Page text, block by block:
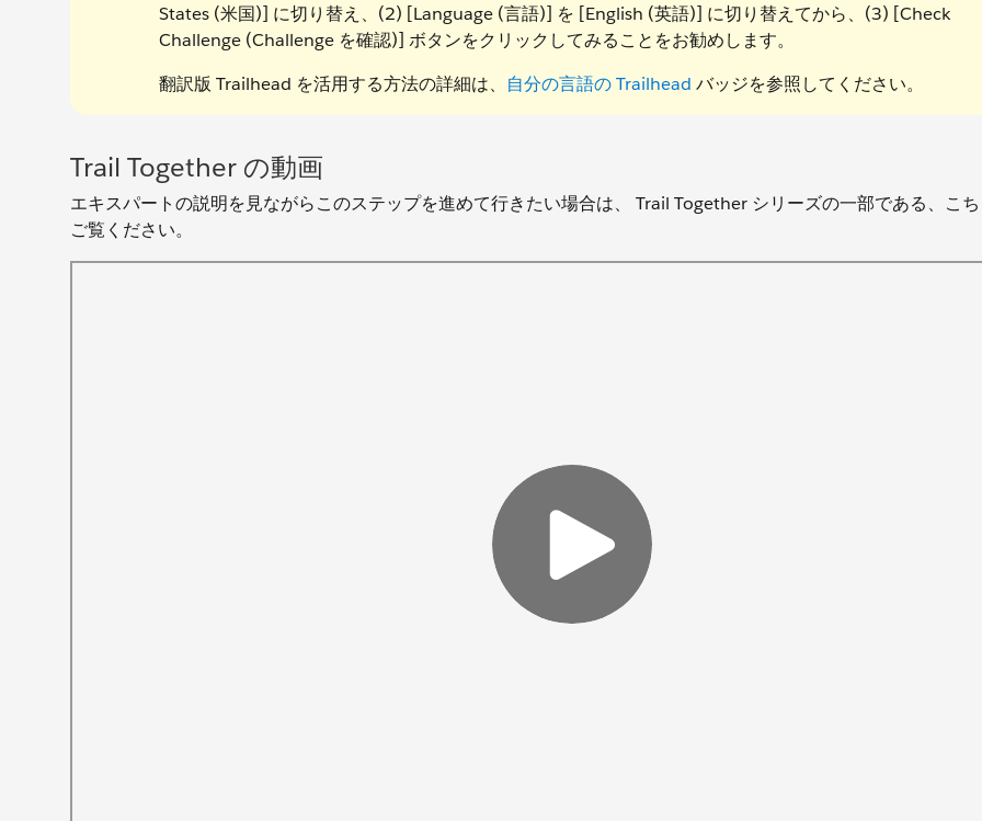
States (米国)] に切り替え、(2) [Language (言語)] を [English (英語)] に切り替えてから、(3) [Check
Challenge (Challenge を確認)] ボタンをクリックしてみることをお勧めします。
翻訳版 Trailhead を活用する方法の詳細は、 自分の言語の Trailhead バッジを参照してください。
Trail Together の動画
エキスパートの説明を見ながらこのステップを進めて行きたい場合は、 Trail Together シリーズの一部である、こ
ご覧ください。